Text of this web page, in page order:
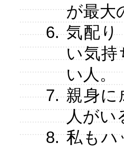
が最大
気配り
い気持
い人。
親身に
人がい
私もハ